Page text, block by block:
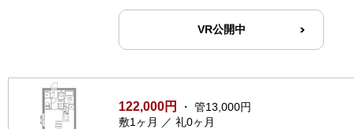
VR公開中
122,000円
・ 管13,000円
敷1ヶ月 ／ 礼0ヶ月